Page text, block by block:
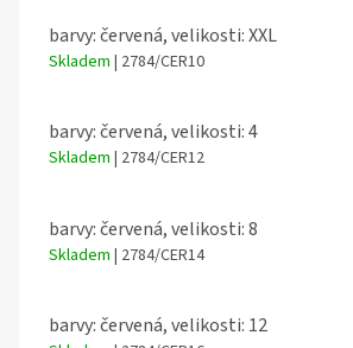
barvy: červená, velikosti: XXL
Skladem | 2784/CER10
barvy: červená, velikosti: 4
Skladem | 2784/CER12
barvy: červená, velikosti: 8
Skladem | 2784/CER14
barvy: červená, velikosti: 12